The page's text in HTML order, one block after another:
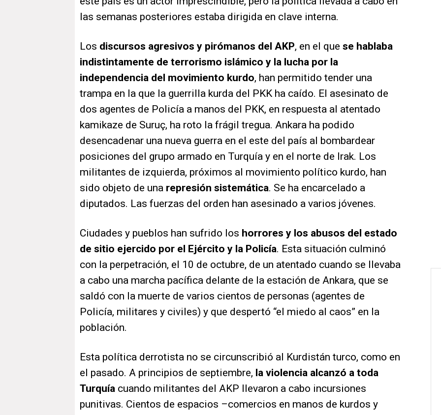
las semanas posteriores estaba dirigida en clave interna.
Los discursos agresivos y pirómanos del AKP, en el que se hablaba
indistintamente de terrorismo islámico y la lucha por la
independencia del movimiento kurdo, han permitido tender una
trampa en la que la guerrilla kurda del PKK ha caído. El asesinato de
dos agentes de Policía a manos del PKK, en respuesta al atentado
kamikaze de Suruç, ha roto la frágil tregua. Ankara ha podido
desencadenar una nueva guerra en el este del país al bombardear
posiciones del grupo armado en Turquía y en el norte de Irak. Los
militantes de izquierda, próximos al movimiento político kurdo, han
sido objeto de una represión sistemática. Se ha encarcelado a
diputados. Las fuerzas del orden han asesinado a varios jóvenes.
Ciudades y pueblos han sufrido los horrores y los abusos del estado
de sitio ejercido por el Ejército y la Policía. Esta situación culminó
con la perpetración, el 10 de octubre, de un atentado cuando se llevaba
a cabo una marcha pacífica delante de la estación de Ankara, que se
saldó con la muerte de varios cientos de personas (agentes de
Policía, militares y civiles) y que despertó “el miedo al caos” en la
población.
Esta política derrotista no se circunscribió al Kurdistán turco, como en
el pasado. A principios de septiembre, la violencia alcanzó a toda
Turquía cuando militantes del AKP llevaron a cabo incursiones
punitivas. Cientos de espacios –comercios en manos de kurdos y